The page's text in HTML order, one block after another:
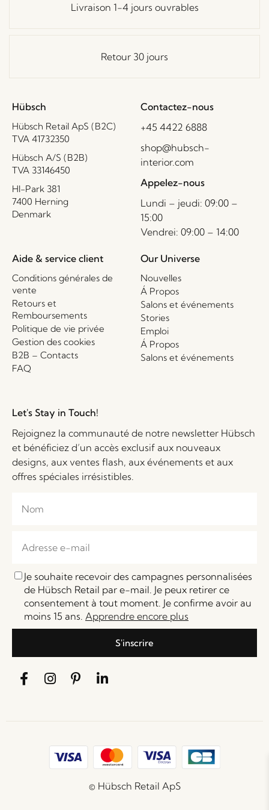
Livraison 1-4 jours ouvrables
Retour 30 jours
Hübsch
Hübsch Retail ApS (B2C)
TVA 41732350
Hübsch A/S (B2B)
TVA 33146450
HI-Park 381
7400 Herning
Denmark
Contactez-nous
+45 4422 6888
shop@hubsch-
interior.com
Appelez-nous
Lundi – jeudi: 09:00 –
15:00
Vendrei: 09:00 – 14:00
Aide & service client
Conditions générales de
vente
Retours et
Remboursements
Politique de vie privée
Gestion des cookies
B2B – Contacts
FAQ
Our Universe
Nouvelles
Á Propos
Salons et événements
Stories
Emploi
Á Propos
Salons et événements
Let's Stay in Touch!
Rejoignez la communauté de notre newsletter Hübsch
et bénéficiez d’un accès exclusif aux nouveaux
designs, aux ventes flash, aux événements et aux
offres spéciales irrésistibles.
Je souhaite recevoir des campagnes personnalisées
de Hübsch Retail par e-mail. Je peux retirer ce
consentement à tout moment. Je confirme avoir au
moins 15 ans. Apprendre encore plus
S'inscrire
© Hübsch Retail ApS